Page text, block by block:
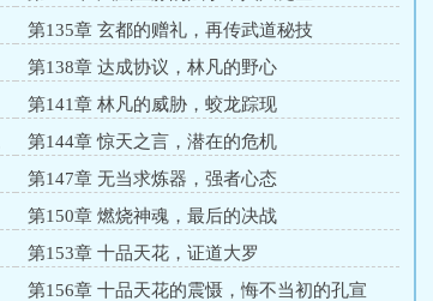
第135章 玄都的赠礼，再传武道秘技
第138章 达成协议，林凡的野心
第141章 林凡的威胁，蛟龙踪现
第144章 惊天之言，潜在的危机
第147章 无当求炼器，强者心态
第150章 燃烧神魂，最后的决战
第153章 十品天花，证道大罗
第156章 十品天花的震慑，悔不当初的孔宣